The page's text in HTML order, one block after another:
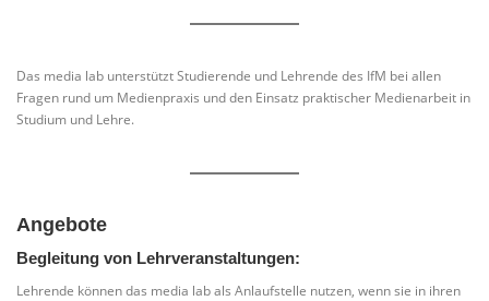
Das media lab unterstützt Studierende und Lehrende des IfM bei allen
Fragen rund um Medienpraxis und den Einsatz praktischer Medienarbeit in
Studium und Lehre.
Angebote
Begleitung von Lehrveranstaltungen:
Lehrende können das media lab als Anlaufstelle nutzen, wenn sie in ihren